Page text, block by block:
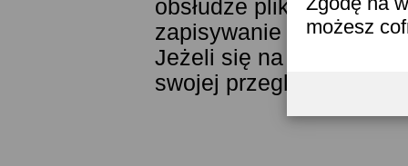
możesz
obsłudze plików
zapisywanie ich w
Jeżeli się na to nie
swojej przeglądarki.